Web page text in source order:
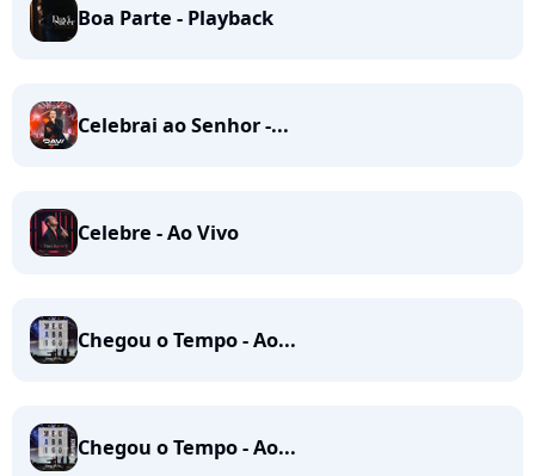
Boa Parte - Playback
Celebrai ao Senhor -...
Celebre - Ao Vivo
Chegou o Tempo - Ao...
Chegou o Tempo - Ao...